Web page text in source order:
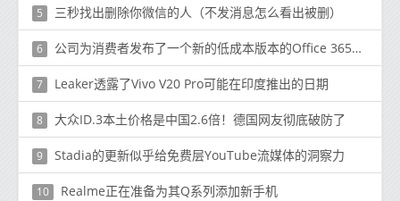
5 三秒找出删除你微信的人（不发消息怎么看出被删）
6 公司为消费者发布了一个新的低成本版本的Office 365套件
7 Leaker透露了Vivo V20 Pro可能在印度推出的日期
8 大众ID.3本土价格是中国2.6倍！德国网友彻底破防了
9 Stadia的更新似乎给免费层YouTube流媒体的洞察力
10 Realme正在准备为其Q系列添加新手机